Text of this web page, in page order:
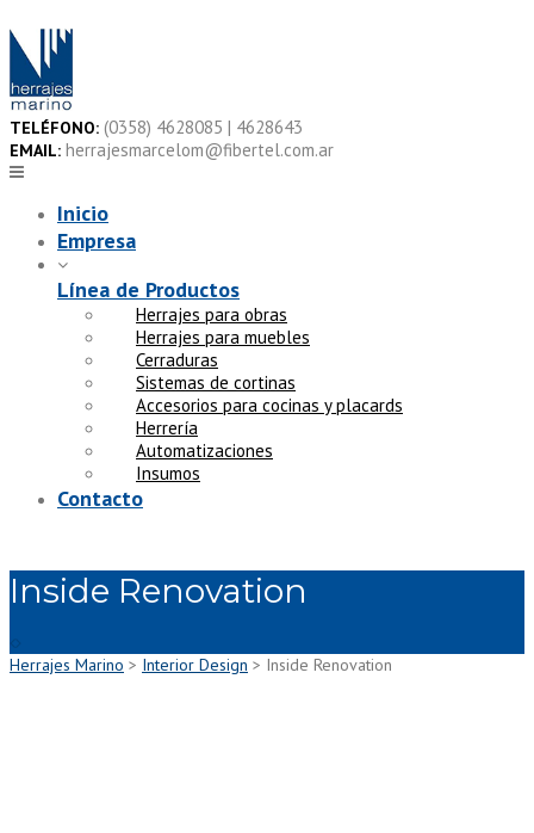
to
content
TELÉFONO: (0358) 4628085 | 4628643
EMAIL: herrajesmarcelom@fibertel.com.ar
Inicio
Empresa
Línea de Productos
Herrajes para obras
Herrajes para muebles
Cerraduras
Sistemas de cortinas
Accesorios para cocinas y placards
Herrería
Automatizaciones
Insumos
Contacto
Inside Renovation
Herrajes Marino > Interior Design > Inside Renovation